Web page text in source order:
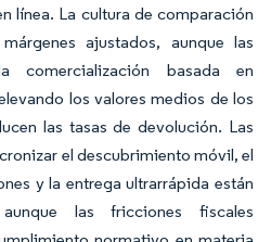
línea. La cultura de comparación
ajustados, aunque las
comercialización basada en
los valores medios de los
las tasas de devolución. Las
el descubrimiento móvil, el
y la entrega ultrarrápida están
las fricciones fiscales